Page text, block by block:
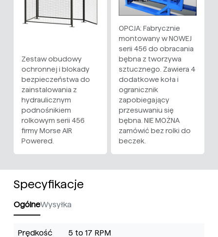
Zestaw obudowy
ochronnej i blokady
bezpieczeństwa do
zainstalowania z
hydraulicznym
podnośnikiem
rolkowym serii 456
firmy Morse AIR
Powered.
OPCJA: Fabrycznie
montowany w NOWEJ
serii 456 do obracania
bębna z tworzywa
sztucznego. Zawiera 4
dodatkowe koła i
ogranicznik
zapobiegający
przesuwaniu się
bębna. NIE MOŻNA
zamówić bez rolki do
beczek.
Specyfikacje
OgólneWysyłka
Prędkość
5 to 17 RPM